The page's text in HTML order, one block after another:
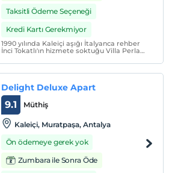
Taksitli Ödeme Seçeneği
Kredi Kartı Gerekmiyor
1990 yılında Kaleiçi aşığı İtalyanca rehber
İnci Tokatlı'ın hizmete soktuğu Villa Perla
hizmet vermektedir.
Delight Deluxe Apart
Müthiş
9.1
Kaleiçi, Muratpaşa, Antalya
Ön ödemeye gerek yok
Zumbara ile Sonra Öde